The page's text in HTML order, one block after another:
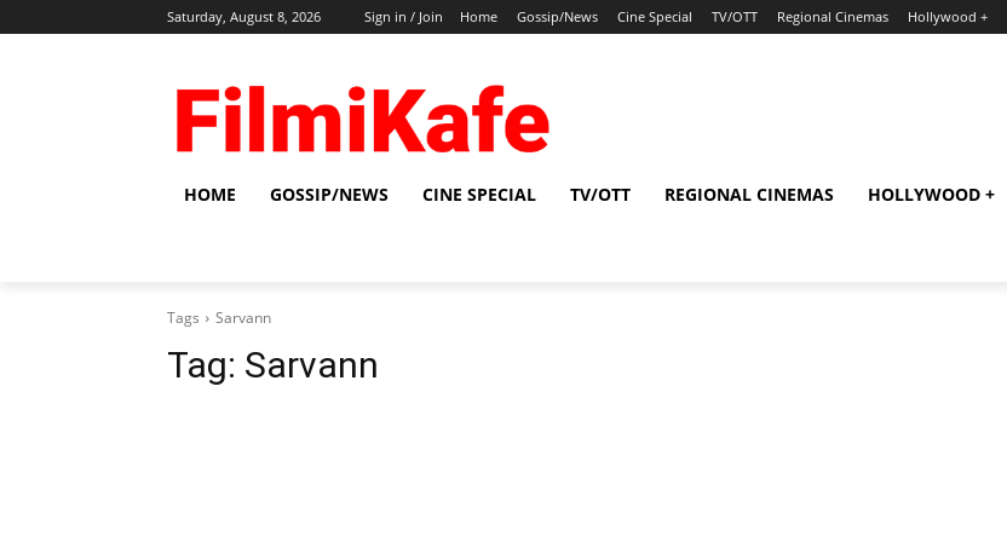
Saturday, August 8, 2026 Sign in / Join Home Gossip/News Cine Special TV/OTT Regional Cinemas Hollywood +
HOME GOSSIP/NEWS CINE SPECIAL TV/OTT REGIONAL CINEMAS HOLLYWOOD +
Tags Sarvann
Tag: Sarvann